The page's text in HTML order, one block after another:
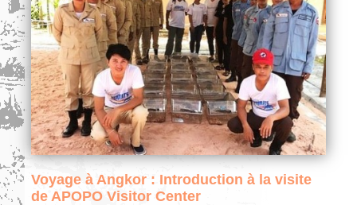
Voyage à Angkor : Introduction à la visite
de APOPO Visitor Center